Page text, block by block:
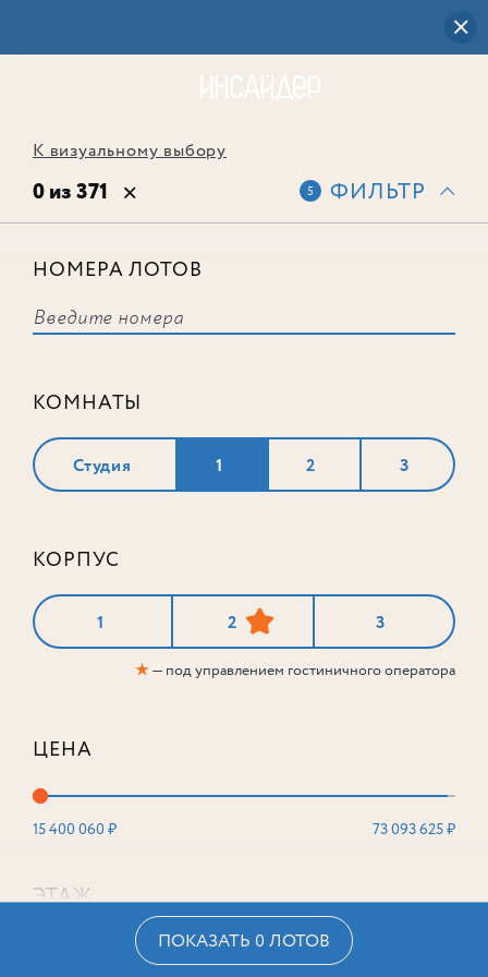
К визуальному выбору
0 из 371 5 ФИЛЬТР
НОМЕРА ЛОТОВ
КОМНАТЫ
Студия 1 2 3
КОРПУС
1 2 3
★— под управлением гостиничного оператора
ЦЕНА
15 400 060 ₽ 73 093 625 ₽
ЭТАЖ
ПОКАЗАТЬ 0 ЛОТОВ
соответствует ни одного лота